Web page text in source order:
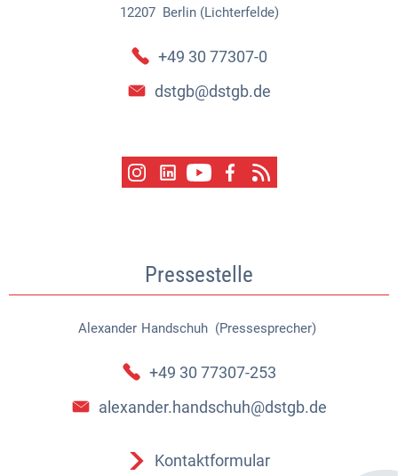
12207 Berlin (Lichterfelde)
+49 30 77307-0
dstgb@dstgb.de
Pressestelle
Alexander Handschuh (Pressesprecher)
Alexander Handschuh
+49 30 77307-253
alexander.handschuh@dstgb.de
Kontaktformular